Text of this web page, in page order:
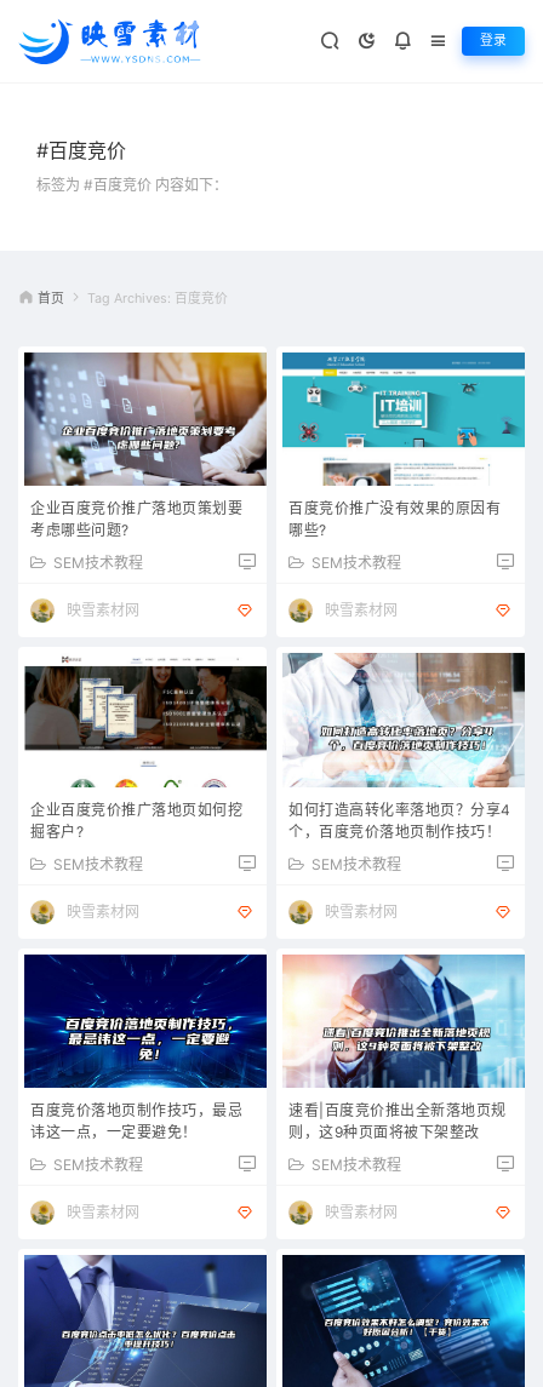
登录
#百度竞价
标签为 #百度竞价 内容如下：
首页 Tag Archives: 百度竞价
企业百度竞价推广落地页策划要
考虑哪些问题?
SEM技术教程
映雪素材网
百度竞价推广没有效果的原因有
哪些?
SEM技术教程
映雪素材网
企业百度竞价推广落地页如何挖
掘客户?
SEM技术教程
映雪素材网
如何打造高转化率落地页？分享4
个，百度竞价落地页制作技巧！
SEM技术教程
映雪素材网
百度竞价落地页制作技巧，最忌
讳这一点，一定要避免！
SEM技术教程
映雪素材网
速看|百度竞价推出全新落地页规
则，这9种页面将被下架整改
SEM技术教程
映雪素材网